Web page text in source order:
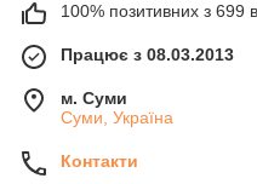
100% позитивних з 699
Працює з 08.03.2013
м. Суми
Суми, Україна
Контакти